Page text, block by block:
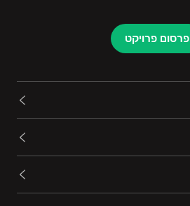
פרסום פרויקט